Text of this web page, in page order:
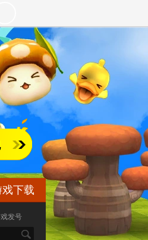
戏下载
发号